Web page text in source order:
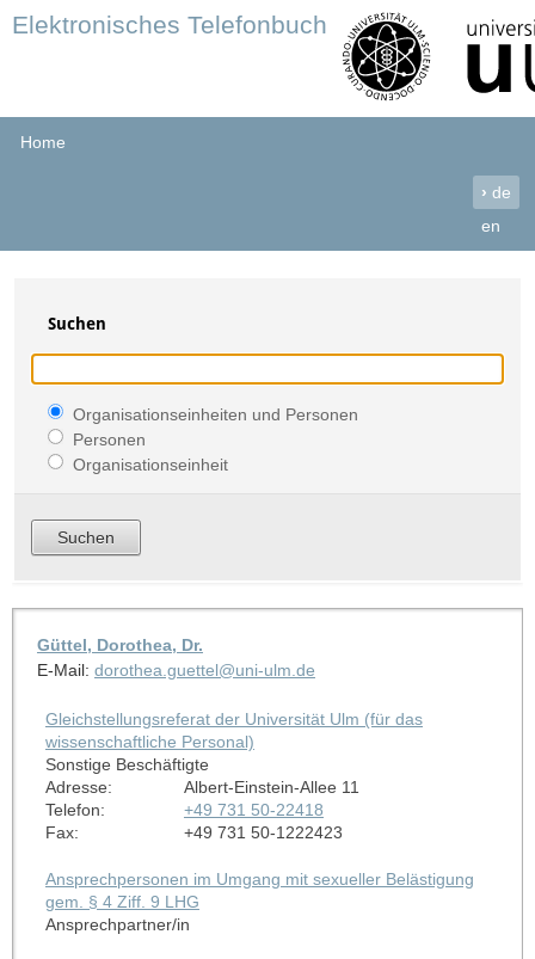
Elektronisches Telefonbuch
Home
› de
en
Suchen
Organisationseinheiten und Personen
Personen
Organisationseinheit
Güttel, Dorothea, Dr.
E-Mail: dorothea.guettel@uni-ulm.de
Gleichstellungsreferat der Universität Ulm (für das
wissenschaftliche Personal)
Sonstige Beschäftigte
Adresse:
Albert-Einstein-Allee 11
Telefon:
+49 731 50-22418
Fax:
+49 731 50-1222423
Ansprechpersonen im Umgang mit sexueller Belästigung
gem. § 4 Ziff. 9 LHG
Ansprechpartner/in